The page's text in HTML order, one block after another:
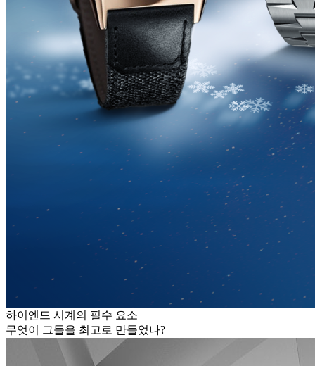
하이엔드 시계의 필수 요소
무엇이 그들을 최고로 만들었나?